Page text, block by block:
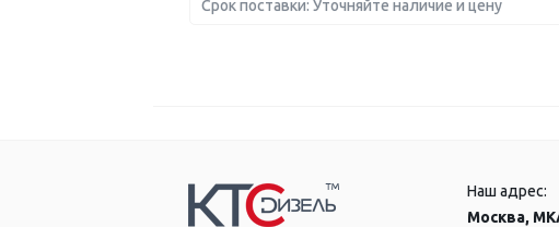
Срок поставки: Уточняйте наличие и цену
Наш адрес:
Москва,